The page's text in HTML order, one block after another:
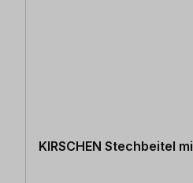
KIRSCHEN Stechbeitel